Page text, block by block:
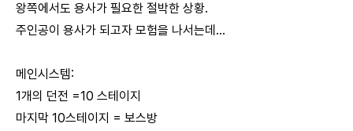
왕쪽에서도 용사가 필요한 절박한 상황.
주인공이 용사가 되고자 모험을 나서는데...
메인시스템:
1개의 던전 =10 스테이지
마지막 10스테이지 = 보스방